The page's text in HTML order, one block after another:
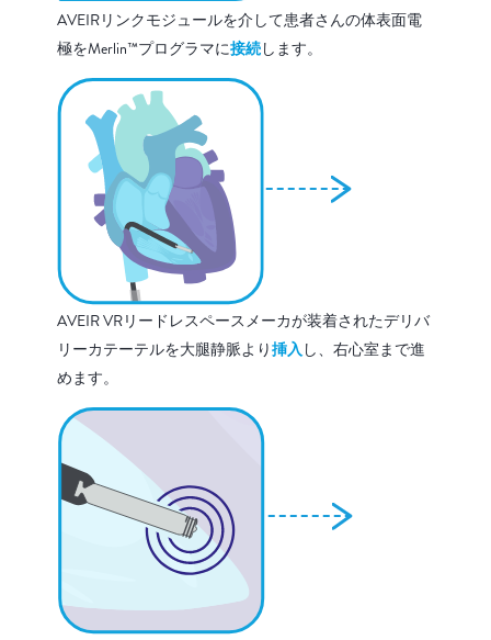
AVEIRリンクモジュールを介して患者さんの体表面電
極をMerlin™プログラマに接続します。
AVEIR VRリードレスペースメーカが装着されたデリバ
リーカテーテルを大腿静脈より挿入し、右心室まで進
めます。